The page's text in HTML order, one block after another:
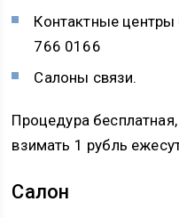
Контактные
766 0166
Салоны связи.
Процедура
взимать 1 рубль
Салон